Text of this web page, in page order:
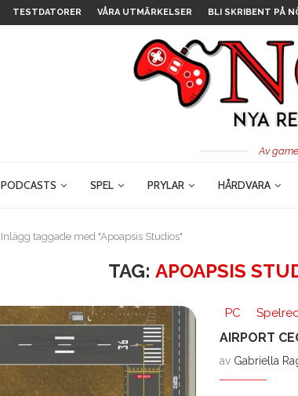
TESTDATORER VÅRA UTMÄRKELSER BLI SKRIBENT PÅ
Av
PODCASTS SPEL PRYLAR HÅRDVARA
Inlägg taggade med "Apoapsis Studios"
TAG:APOAPSIS
PC
AIRPORT
av Gabriella